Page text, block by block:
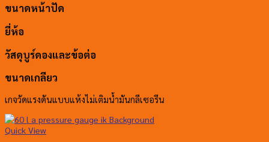
ขนาดหน้าปัด
ยี่ห้อ
วัสดุบูร์ดองและข้อต่อ
ขนาดเกลียว
เกจวัดแรงดันแบบแห้งไม่เติมน้ำมันกลีเซอรีน
Quick View